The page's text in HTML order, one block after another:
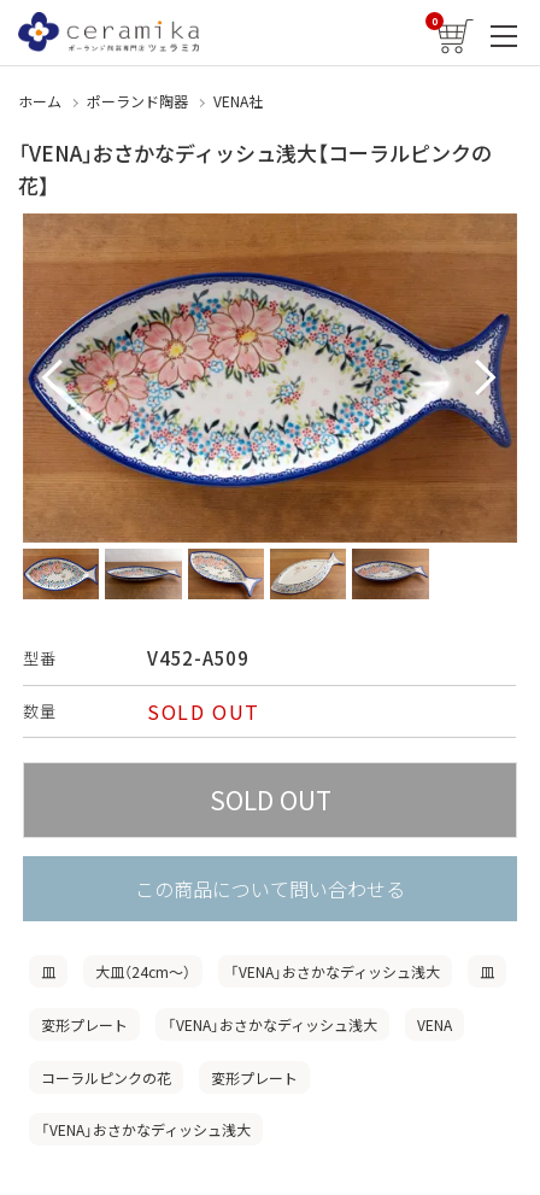
0
ホーム ポーランド陶器 VENA社
「VENA」おさかなディッシュ浅大【コーラルピンクの
花】
型番 V452-A509
数量 SOLD OUT
この商品について問い合わせる
皿 大皿（24cm〜） 「VENA」おさかなディッシュ浅大 皿
変形プレート 「VENA」おさかなディッシュ浅大 VENA
コーラルピンクの花 変形プレート
「VENA」おさかなディッシュ浅大